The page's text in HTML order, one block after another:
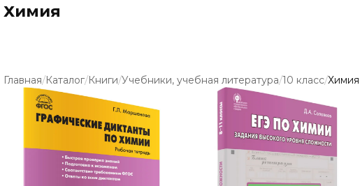
Химия
Главная/Каталог/Книги/Учебники, учебная литература/10 класс/Химия